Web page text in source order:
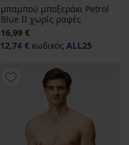
μπαμπού μποξεράκι Petrol
Blue II χωρίς ραφές
16,99 €
12,74 € κωδικός ALL25